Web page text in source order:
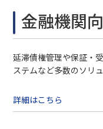
金融機関
延滞債権管理や保証・
ステムなど多数のソリュ
詳細はこちら